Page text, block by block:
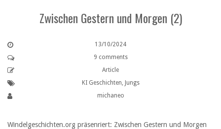
Zwischen Gestern und Morgen (2)
13/10/2024
9 comments
Article
KI Geschichten Jungs
michaneo
Windelgeschichten.org präsenriert: Zwischen Gestern und Morgen